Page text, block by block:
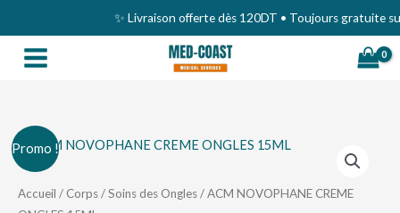
au
contenu
✨ Livraison offerte dès 120DT • Toujours gratuite sur
Promo !
Accueil / Corps/Soins des Ongles/ ACM NOVOPHANE CREME
Le
prix
Le
prix
quantité
de
ACM